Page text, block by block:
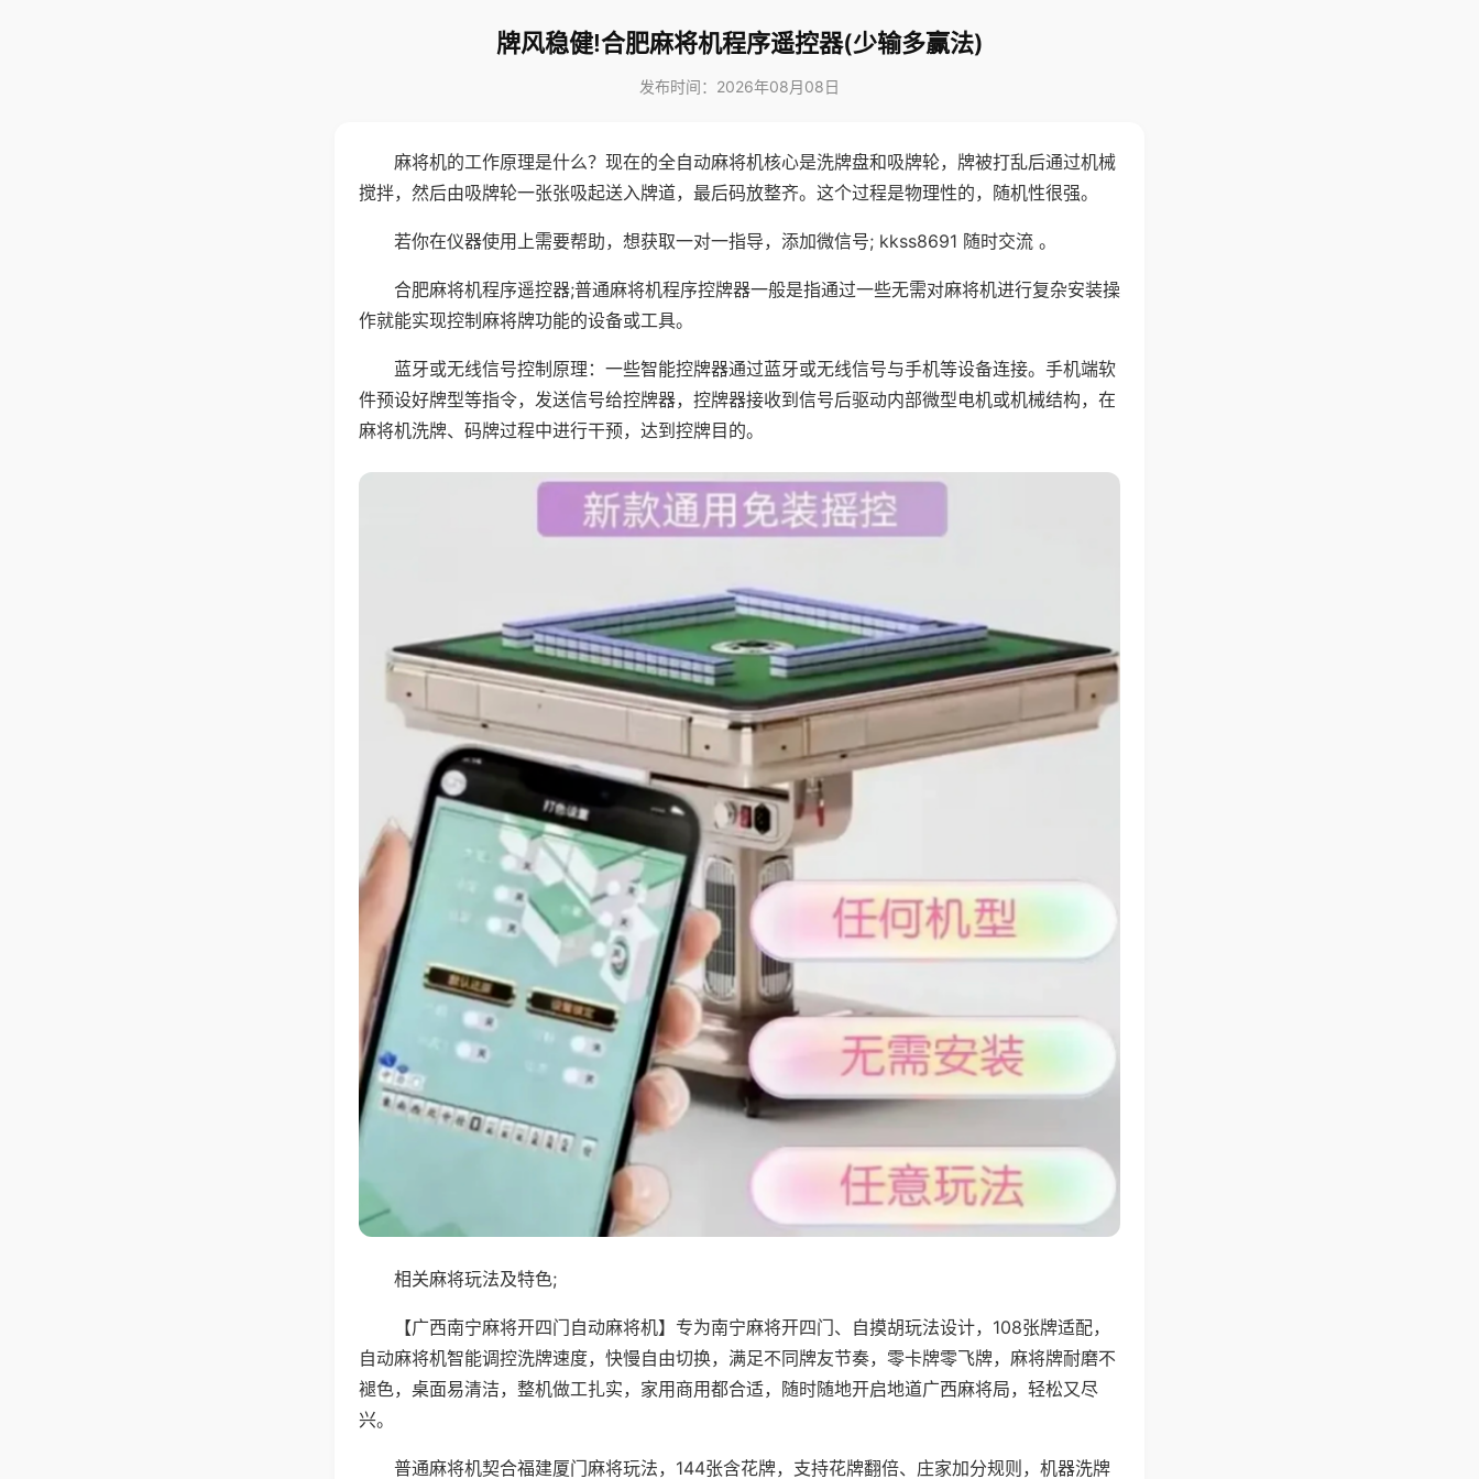
牌风稳健!合肥麻将机程序遥控器(少输多赢法)
发布时间：2026年08月08日
麻将机的工作原理是什么？现在的全自动麻将机核心是洗牌盘和吸牌轮，牌被打乱后通过机械
搅拌，然后由吸牌轮一张张吸起送入牌道，最后码放整齐。这个过程是物理性的，随机性很强。
若你在仪器使用上需要帮助，想获取一对一指导，添加微信号; kkss8691 随时交流 。
合肥麻将机程序遥控器;普通麻将机程序控牌器一般是指通过一些无需对麻将机进行复杂安装操
作就能实现控制麻将牌功能的设备或工具。
蓝牙或无线信号控制原理：一些智能控牌器通过蓝牙或无线信号与手机等设备连接。手机端软
件预设好牌型等指令，发送信号给控牌器，控牌器接收到信号后驱动内部微型电机或机械结构，在
麻将机洗牌、码牌过程中进行干预，达到控牌目的。
相关麻将玩法及特色;
【广西南宁麻将开四门自动麻将机】专为南宁麻将开四门、自摸胡玩法设计，108张牌适配，
自动麻将机智能调控洗牌速度，快慢自由切换，满足不同牌友节奏，零卡牌零飞牌，麻将牌耐磨不
褪色，桌面易清洁，整机做工扎实，家用商用都合适，随时随地开启地道广西麻将局，轻松又尽
兴。
普通麻将机契合福建厦门麻将玩法，144张含花牌，支持花牌翻倍、庄家加分规则，机器洗牌